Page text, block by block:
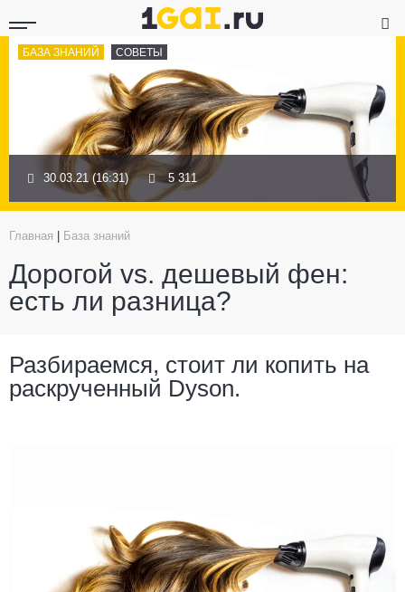
БАЗА ЗНАНИЙ СОВЕТЫ
30.03.21 (16:31) 5 311
Главная База знаний
Дорогой vs. дешевый фен:
есть ли разница?
Разбираемся, стоит ли копить на
раскрученный Dyson.